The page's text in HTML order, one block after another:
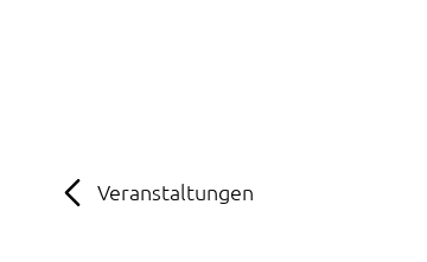
Veranstaltungen